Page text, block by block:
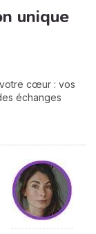
unique
cœur : vos
échanges